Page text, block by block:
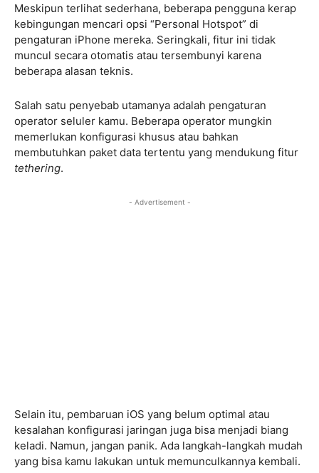
Meskipun terlihat sederhana, beberapa pengguna kerap
kebingungan mencari opsi “Personal Hotspot” di
pengaturan iPhone mereka. Seringkali, fitur ini tidak
muncul secara otomatis atau tersembunyi karena
beberapa alasan teknis.
Salah satu penyebab utamanya adalah pengaturan
operator seluler kamu. Beberapa operator mungkin
memerlukan konfigurasi khusus atau bahkan
membutuhkan paket data tertentu yang mendukung fitur
tethering.
- Advertisement -
Selain itu, pembaruan iOS yang belum optimal atau
kesalahan konfigurasi jaringan juga bisa menjadi biang
keladi. Namun, jangan panik. Ada langkah-langkah mudah
yang bisa kamu lakukan untuk memunculkannya kembali.